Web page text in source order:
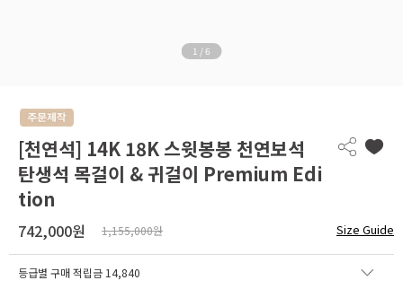
1 /6
[천연석] 14K 18K 스윗봉봉 천연보석
탄생석 목걸이 & 귀걸이 Premium Edi
tion
742,000원 1,155,000원 Size Guide
등급별 구매 적립금 14,840